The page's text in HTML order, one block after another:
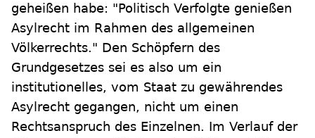
geheißen habe: "Politisch Verfolgte genießen
Asylrecht im Rahmen des allgemeinen
Völkerrechts." Den Schöpfern des
Grundgesetzes sei es also um ein
institutionelles, vom Staat zu gewährendes
Asylrecht gegangen, nicht um einen
Rechtsanspruch des Einzelnen. Im Verlauf der